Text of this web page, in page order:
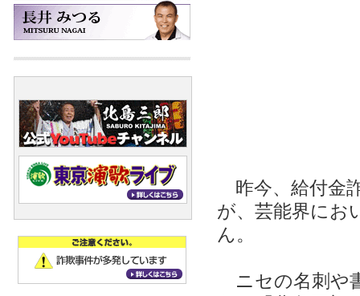
昨今、給付金
が、芸能界にお
ん。
ニセの名刺や